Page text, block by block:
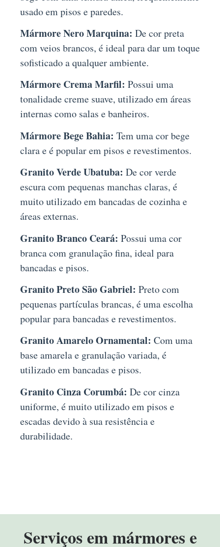
usado em pisos e paredes.
Mármore Nero Marquina: De cor preta
com veios brancos, é ideal para dar um toque
sofisticado a qualquer ambiente.
Mármore Crema Marfil: Possui uma
tonalidade creme suave, utilizado em áreas
internas como salas e banheiros.
Mármore Bege Bahia: Tem uma cor bege
clara e é popular em pisos e revestimentos.
Granito Verde Ubatuba: De cor verde
escura com pequenas manchas claras, é
muito utilizado em bancadas de cozinha e
áreas externas.
Granito Branco Ceará: Possui uma cor
branca com granulação fina, ideal para
bancadas e pisos.
Granito Preto São Gabriel: Preto com
pequenas partículas brancas, é uma escolha
popular para bancadas e revestimentos.
Granito Amarelo Ornamental: Com uma
base amarela e granulação variada, é
utilizado em bancadas e pisos.
Granito Cinza Corumbá: De cor cinza
uniforme, é muito utilizado em pisos e
escadas devido à sua resistência e
durabilidade.
Serviços em mármores e